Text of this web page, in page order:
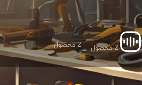
گوشی صداگیر
2 محصول
بدون دسته‌بندی
2 محصول